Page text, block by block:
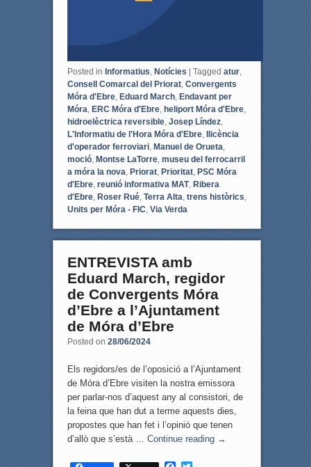
Posted in Informatius Notícies | Tagged atur,
Consell Comarcal del Priorat, Convergents
Móra d'Ebre, Eduard March, Endavant per
Móra ERC Móra d'Ebre, heliport Móra d'Ebre,
hidroelèctrica reversible, Josep Líndez,
L'Informatiu de l'Hora Móra d'Ebre, llicència
d'operador ferroviari, Manuel de Orueta
moció, Montse LaTorre, museu del ferrocarril
a móra la nova Priorat, Prioritat, PSC Móra
d'Ebre, reunió informativa MAT, Ribera
d'Ebre, Roser Rué, Terra Alta trens històrics
Units per Móra - FIC Via Verda
ENTREVISTA amb
Eduard March, regidor
de Convergents Móra
d’Ebre a l’Ajuntament
de Móra d’Ebre
Posted on 28/06/2024
Els regidors/es de l’oposició a l’Ajuntament
de Móra d’Ebre visiten la nostra emissora
per parlar-nos d’aquest any al consistori, de
la feina que han dut a terme aquests dies,
propostes que han fet i l’opinió que tenen
d’allò que s’està … Continue reading →